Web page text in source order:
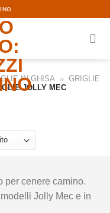
IN GHISA » GRIGLIE
JOLLY MEC
per cenere camino.
Jolly Mec e in